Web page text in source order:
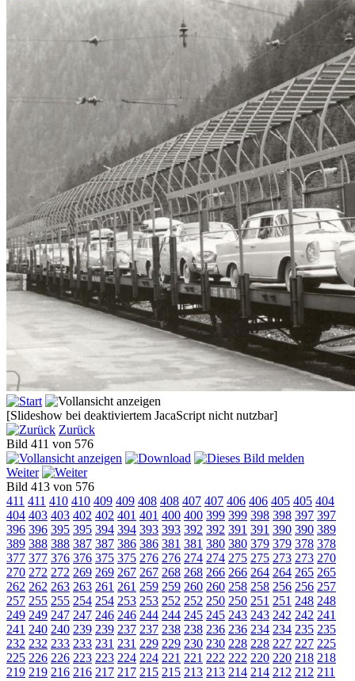
[Slideshow bei deaktiviertem JacaScript nicht nutzbar]
Zurück
Bild 411 von 576
Weiter
Bild 413 von 576
411 411 410 410 409 409 408 408 407 407 406 406 405 405 404
404 403 403 402 402 401 401 400 400 399 399 398 398 397 397
396 396 395 395 394 394 393 393 392 392 391 391 390 390 389
389 388 388 387 387 386 386 381 381 380 380 379 379 378 378
377 377 376 376 375 375 276 276 274 274 275 275 273 273 270
270 272 272 269 269 267 267 268 268 266 266 264 264 265 265
262 262 263 263 261 261 259 259 260 260 258 258 256 256 257
257 255 255 254 254 253 253 252 252 250 250 251 251 248 248
249 249 247 247 246 246 244 244 245 245 243 243 242 242 241
241 240 240 239 239 237 237 238 238 236 236 234 234 235 235
232 232 233 233 231 231 229 229 230 230 228 228 227 227 225
225 226 226 223 223 224 224 221 221 222 222 220 220 218 218
219 219 216 216 217 217 215 215 213 213 214 214 212 212 211